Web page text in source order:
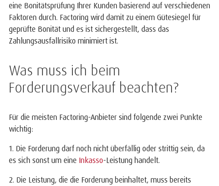
eine Bonitätsprüfung Ihrer Kunden basierend auf verschiedenen
Faktoren durch. Factoring wird damit zu einem Gütesiegel für
geprüfte Bonität und es ist sichergestellt, dass das
Zahlungsausfallrisiko minimiert ist.
Was muss ich beim
Forderungsverkauf beachten?
Für die meisten Factoring-Anbieter sind folgende zwei Punkte
wichtig:
1. Die Forderung darf noch nicht überfällig oder strittig sein, da
es sich sonst um eine Inkasso-Leistung handelt.
2. Die Leistung, die die Forderung beinhaltet, muss bereits